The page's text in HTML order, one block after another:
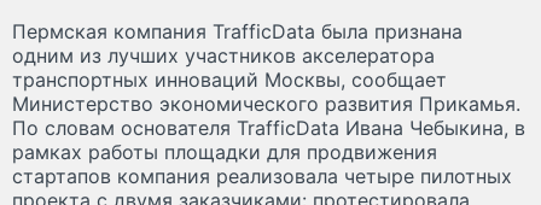
Пермская компания TrafficData была признана
одним из лучших участников акселератора
транспортных инноваций Москвы, сообщает
Министерство экономического развития Прикамья.
По словам основателя TrafficData Ивана Чебыкина, в
рамках работы площадки для продвижения
стартапов компания реализовала четыре пилотных